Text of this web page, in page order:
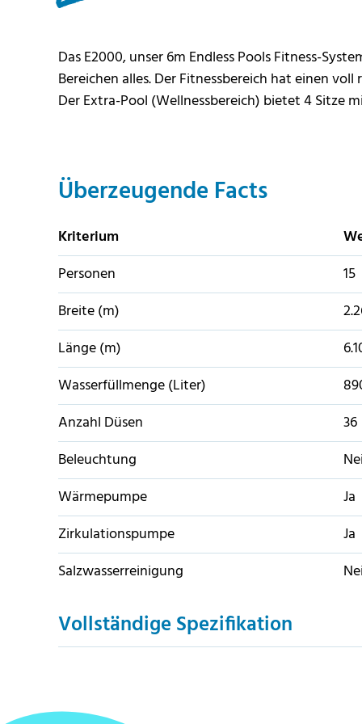
Das E2000, unser 6m Endless Pools Fitness-
Bereichen alles. Der Fitnessbereich hat einen
Der Extra-Pool (Wellnessbereich) bietet 4 Sitze
Überzeugende Facts
Kriterium
Personen
15
Breite (m)
Länge (m)
Wasserfüllmenge (Liter)
Anzahl Düsen
36
Beleuchtung
Wärmepumpe
Ja
Zirkulationspumpe
Ja
Salzwasserreinigung
Vollständige Spezifikation